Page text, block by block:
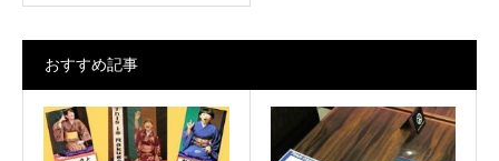
おすすめ記事